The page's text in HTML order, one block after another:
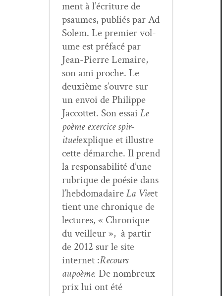
ment à l’écriture de
psaumes, pub­liés par Ad
Solem. Le pre­mier vol­
ume est pré­facé par
Jean-Pierre Lemaire,
son ami proche. Le
deux­ième s’ouvre sur
un envoi de Philippe
Jac­cot­tet. Son essai Le
poème exer­ci­ce spir­
ituelexplique et illus­tre
cette démarche. Il prend
la respon­s­abil­ité d’une
rubrique de poésie dans
l’hebdomadaireLa Vieet
tient une chronique de
lec­tures, « Chronique
du veilleur », à par­tir
de 2012 sur le site
inter­net :Recours
aupoème. De nom­breux
prix lui ont été